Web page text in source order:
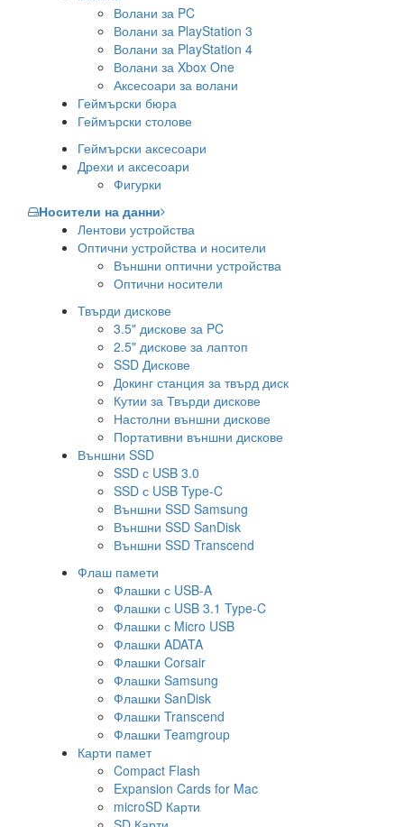
Волани за PC
Волани за PlayStation 3
Волани за PlayStation 4
Волани за Xbox One
Аксесоари за волани
Геймърски бюра
Геймърски столове
Геймърски аксесоари
Дрехи и аксесоари
Фигурки
Носители на данни
Лентови устройства
Оптични устройства и носители
Външни оптични устройства
Оптични носители
Твърди дискове
3.5" дискове за PC
2.5" дискове за лаптоп
SSD Дискове
Докинг станция за твърд диск
Кутии за Твърди дискове
Настолни външни дискове
Портативни външни дискове
Външни SSD
SSD с USB 3.0
SSD с USB Type-C
Външни SSD Samsung
Външни SSD SanDisk
Външни SSD Transcend
Флаш памети
Флашки с USB-A
Флашки с USB 3.1 Type-C
Флашки с Micro USB
Флашки ADATA
Флашки Corsair
Флашки Samsung
Флашки SanDisk
Флашки Transcend
Флашки Teamgroup
Карти памет
Compact Flash
Expansion Cards for Mac
microSD Карти